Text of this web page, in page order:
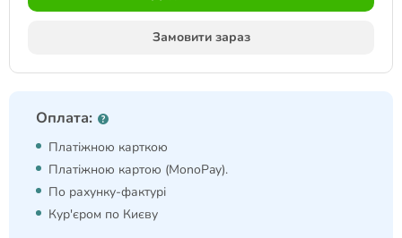
Замовити зараз
Оплата:
Платіжною карткою
Платіжною картою (MonoPay).
По рахунку-фактурі
Кур'єром по Києву